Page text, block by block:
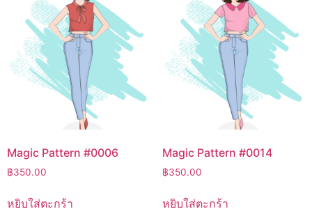
Magic Pattern #0006
฿350.00
หยิบใส่ตะกร้า
Magic Pattern #0014
฿350.00
หยิบใส่ตะกร้า